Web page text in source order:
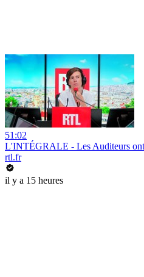
51:02
L'INTÉGRALE - Les Auditeurs
rtl.fr
il y a 15 heures